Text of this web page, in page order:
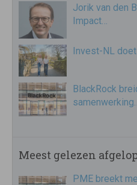
Jorik van den
Impact…
Invest-NL
BlackRock
samenwerking…
Meest gelezen
PME breekt